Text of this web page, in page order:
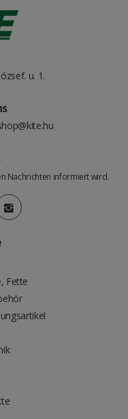
u. 1.
Nachrichten informiert wird.
Fette